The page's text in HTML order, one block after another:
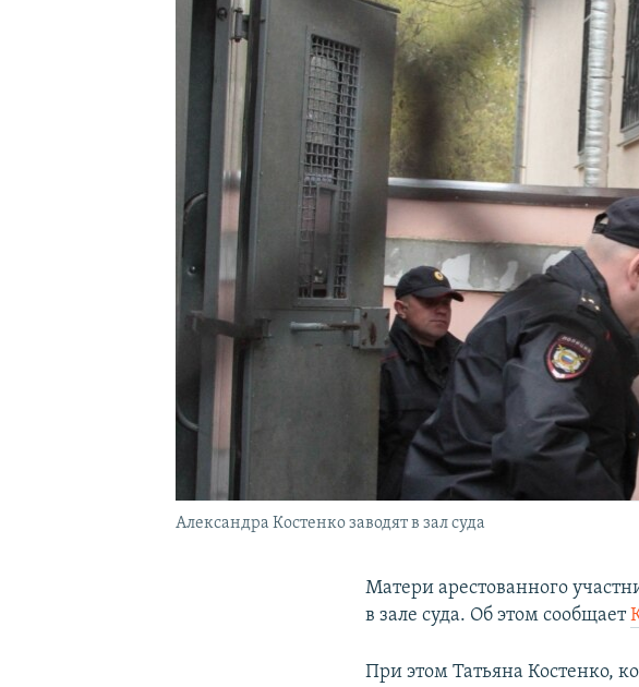
УКРАИНСКАЯ ПРОБЛЕМА КРЫМА
Александра Костенко заводят в зал суда
Матери арестованного
в зале суда. Об этом сообщает
При этом Татьяна Костенко,